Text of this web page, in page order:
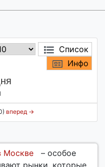
Список
Инфо
вперед →
Москве
– особое
рынки, которые